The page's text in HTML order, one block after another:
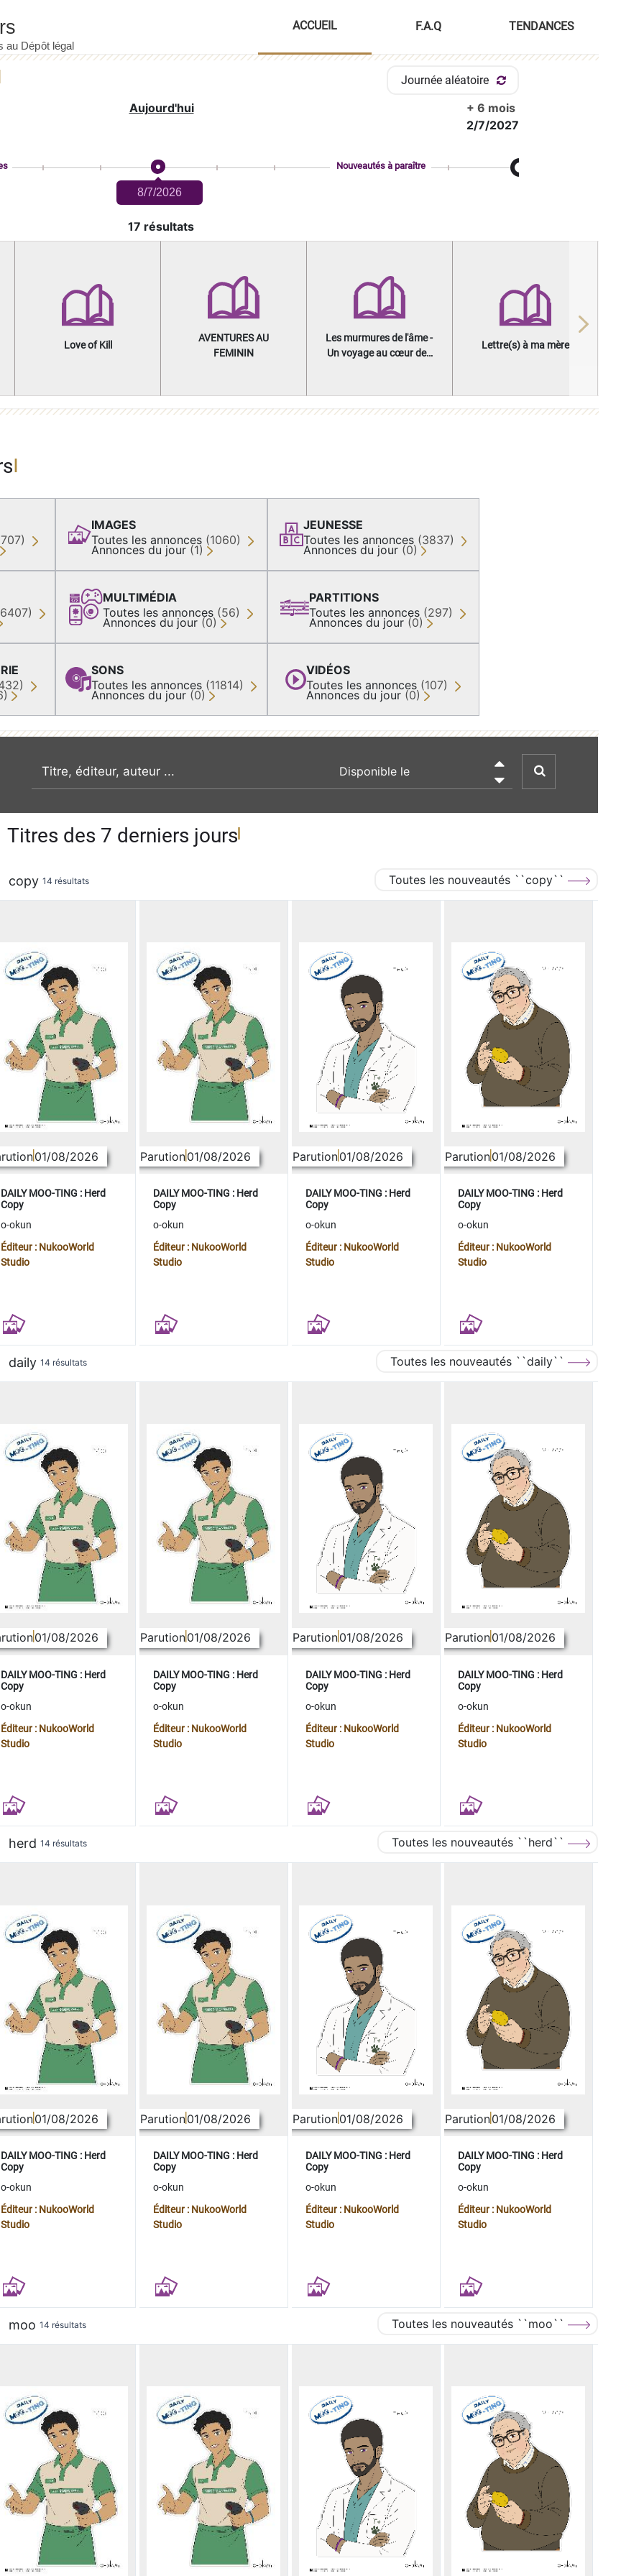
ACCUEIL F.A.Q TENDANCES
Journée aléatoire
Aujourd'hui
+ 6 mois
2/7/2027
8/7/2026
Nouveautés à paraître
17 résultats
Love of Kill
AVENTURES AU
FEMININ
Les murmures de l'âme -
Un voyage au cœur des
Lettre(s) à ma mère
Next
IMAGES
Toutes les annonces (1060)
Annonces du jour (1)
MULTIMÉDIA
Toutes les annonces (56)
Annonces du jour (0)
SONS
Toutes les annonces (11814)
Annonces du jour (0)
JEUNESSE
Toutes les annonces (3837)
Annonces du jour (0)
PARTITIONS
Toutes les annonces (297)
Annonces du jour (0)
VIDÉOS
Toutes les annonces (107)
Annonces du jour (0)
recherche par mot clé

Titres des 7 derniers jours
copy 14 résultats Toutes les nouveautés ``copy``
01/08/2026
DAILY MOO-TING : Herd
Copy
o-okun
Éditeur : NukooWorld
Studio
Parution01/08/2026
DAILY MOO-TING : Herd
Copy
o-okun
Éditeur : NukooWorld
Studio
Parution01/08/2026
DAILY MOO-TING : Herd
Copy
o-okun
Éditeur : NukooWorld
Studio
Parution01/08/2026
DAILY MOO-TING : Herd
Copy
o-okun
Éditeur : NukooWorld
Studio
daily 14 résultats Toutes les nouveautés ``daily``
01/08/2026
DAILY MOO-TING : Herd
Copy
o-okun
Éditeur : NukooWorld
Studio
Parution01/08/2026
DAILY MOO-TING : Herd
Copy
o-okun
Éditeur : NukooWorld
Studio
Parution01/08/2026
DAILY MOO-TING : Herd
Copy
o-okun
Éditeur : NukooWorld
Studio
Parution01/08/2026
DAILY MOO-TING : Herd
Copy
o-okun
Éditeur : NukooWorld
Studio
herd 14 résultats Toutes les nouveautés ``herd``
01/08/2026
DAILY MOO-TING : Herd
Copy
o-okun
Éditeur : NukooWorld
Studio
Parution01/08/2026
DAILY MOO-TING : Herd
Copy
o-okun
Éditeur : NukooWorld
Studio
Parution01/08/2026
DAILY MOO-TING : Herd
Copy
o-okun
Éditeur : NukooWorld
Studio
Parution01/08/2026
DAILY MOO-TING : Herd
Copy
o-okun
Éditeur : NukooWorld
Studio
moo 14 résultats Toutes les nouveautés ``moo``